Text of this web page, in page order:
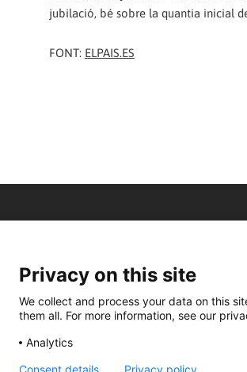
jubilació, bé sobre la quantia inicial
FONT: ELPAIS.ES
Privacy on this site
We collect and process your data on this
them all. For more information, see our
Analytics
Consent details Privacy policy